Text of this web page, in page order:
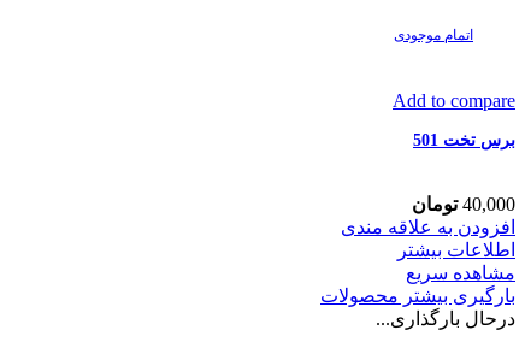
اتمام موجودی
Add to compare
برس تخت 501
40,000 تومان
افزودن به علاقه مندی
اطلاعات بیشتر
مشاهده سریع
بارگیری بیشتر محصولات
درحال بارگذاری...